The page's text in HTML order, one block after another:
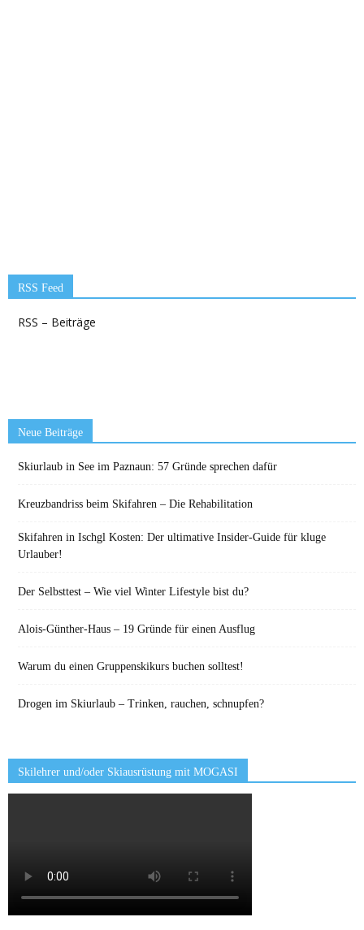
RSS Feed
RSS – Beiträge
Neue Beiträge
Skiurlaub in See im Paznaun: 57 Gründe sprechen dafür
Kreuzbandriss beim Skifahren – Die Rehabilitation
Skifahren in Ischgl Kosten: Der ultimative Insider-Guide für kluge
Urlauber!
Der Selbsttest – Wie viel Winter Lifestyle bist du?
Alois-Günther-Haus – 19 Gründe für einen Ausflug
Warum du einen Gruppenskikurs buchen solltest!
Drogen im Skiurlaub – Trinken, rauchen, schnupfen?
Skilehrer und/oder Skiausrüstung mit MOGASI